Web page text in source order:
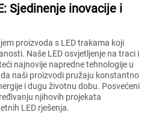
Sjedinenje inovacije i
proizvoda s LED trakama koji
Naše LED osvjetljenje na traci i
najnovije napredne tehnologije u
naši proizvodi pružaju konstantno
i dugu životnu dobu. Posvećeni
njihovih projekata
LED rješenja.